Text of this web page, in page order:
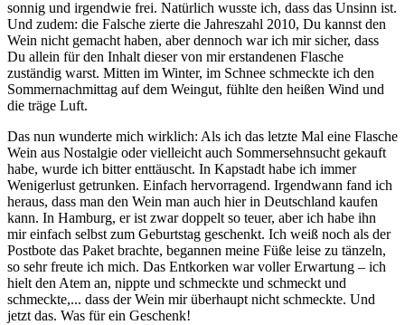
sonnig und irgendwie frei. Natürlich wusste ich, dass das Unsinn ist.
Und zudem: die Falsche zierte die Jahreszahl 2010, Du kannst den
Wein nicht gemacht haben, aber dennoch war ich mir sicher, dass
Du allein für den Inhalt dieser von mir erstandenen Flasche
zuständig warst. Mitten im Winter, im Schnee schmeckte ich den
Sommernachmittag auf dem Weingut, fühlte den heißen Wind und
die träge Luft.
Das nun wunderte mich wirklich: Als ich das letzte Mal eine Flasche
Wein aus Nostalgie oder vielleicht auch Sommersehnsucht gekauft
habe, wurde ich bitter enttäuscht. In Kapstadt habe ich immer
Wenigerlust getrunken. Einfach hervorragend. Irgendwann fand ich
heraus, dass man den Wein man auch hier in Deutschland kaufen
kann. In Hamburg, er ist zwar doppelt so teuer, aber ich habe ihn
mir einfach selbst zum Geburtstag geschenkt. Ich weiß noch als der
Postbote das Paket brachte, begannen meine Füße leise zu tänzeln,
so sehr freute ich mich. Das Entkorken war voller Erwartung – ich
hielt den Atem an, nippte und schmeckte und schmeckt und
schmeckte,... dass der Wein mir überhaupt nicht schmeckte. Und
jetzt das. Was für ein Geschenk!